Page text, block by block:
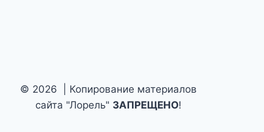
© 2026 | Копирование материалов
сайта "Лорель" ЗАПРЕЩЕНО!